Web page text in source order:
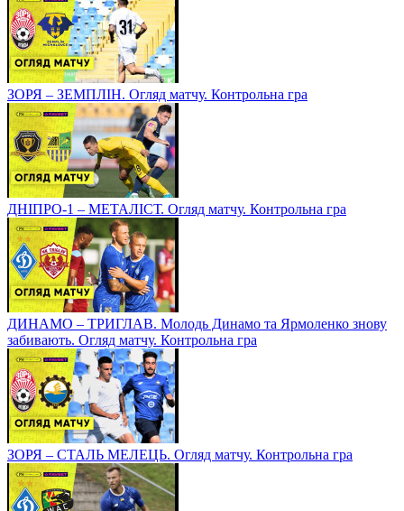
ЗОРЯ – ЗЕМПЛІН. Огляд матчу. Контрольна гра
ДНІПРО-1 – МЕТАЛІСТ. Огляд матчу. Контрольна гра
ДИНАМО – ТРИГЛАВ. Молодь Динамо та Ярмоленко знову
забивають. Огляд матчу. Контрольна гра
ЗОРЯ – СТАЛЬ МЕЛЕЦЬ. Огляд матчу. Контрольна гра